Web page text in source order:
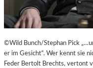
©Wild Bunch/Stephan Pick
er im Gesicht“. Wer kennt sie
Feder Bertolt Brechts, vertont